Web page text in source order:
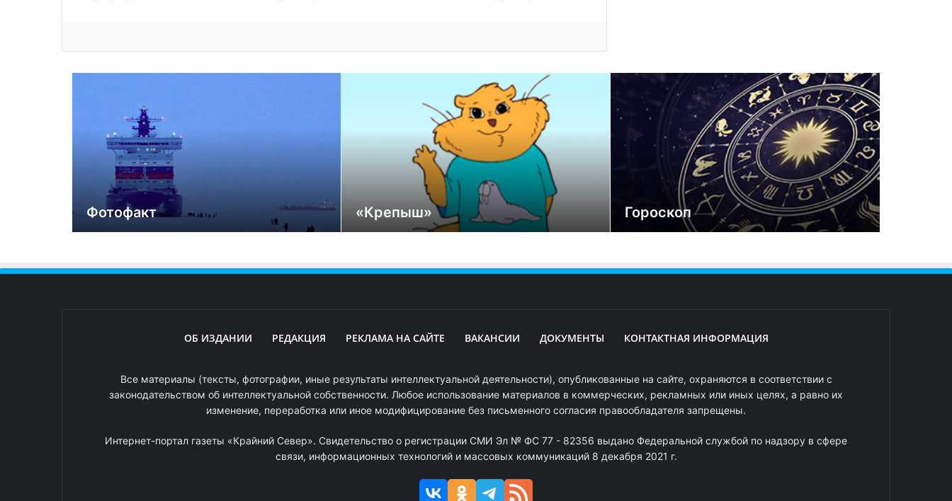
Фотофакт «Крепыш» Гороскоп
ОБ ИЗДАНИИ РЕДАКЦИЯ РЕКЛАМА НА САЙТЕ ВАКАНСИИ ДОКУМЕНТЫ КОНТАКТНАЯ ИНФОРМАЦИЯ
Все материалы (тексты, фотографии, иные результаты интеллектуальной деятельности), опубликованные на сайте, охраняются в соответствии с
законодательством об интеллектуальной собственности. Любое использование материалов в коммерческих, рекламных или иных целях, а равно их
изменение, переработка или иное модифицирование без письменного согласия правообладателя запрещены.
Интернет-портал газеты «Крайний Север». Свидетельство о регистрации СМИ Эл № ФС 77 - 82356 выдано Федеральной службой по надзору в сфере
связи, информационных технологий и массовых коммуникаций 8 декабря 2021 г.